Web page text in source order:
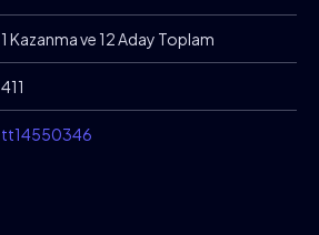
1 Kazanma ve 12 Aday Toplam
411
tt14550346